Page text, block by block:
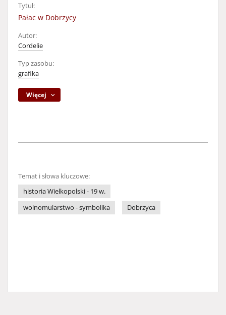
Tytuł:
Pałac w Dobrzycy
Autor:
Cordelie
Typ zasobu:
grafika
Więcej
Temat i słowa kluczowe:
historia Wielkopolski - 19 w.
wolnomularstwo - symbolika
Dobrzyca